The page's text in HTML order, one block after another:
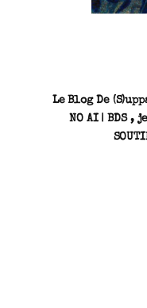
Le Blog De
NO AI | BDS ,